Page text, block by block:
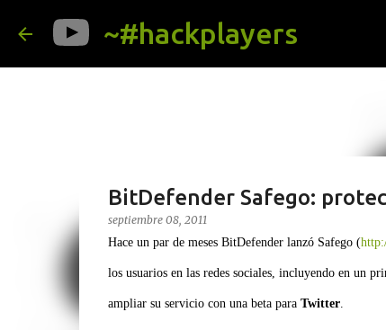
~#hackplayers
BitDefender Safego:
septiembre 08, 2011
Hace un par de meses BitDefender lanzó Safego (
los usuarios en las redes sociales, incluyendo en un
ampliar su servicio con una beta para Twitter.